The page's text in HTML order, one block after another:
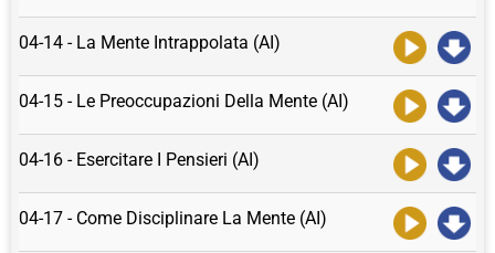
04-14 - La Mente Intrappolata (AI)
04-15 - Le Preoccupazioni Della Mente (AI)
04-16 - Esercitare I Pensieri (AI)
04-17 - Come Disciplinare La Mente (AI)